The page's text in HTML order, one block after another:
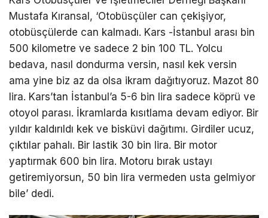
Mustafa Kıransal, ‘Otobüsçüler can çekişiyor,
otobüsçülerde can kalmadı. Kars -İstanbul arası bin
500 kilometre ve sadece 2 bin 100 TL. Yolcu
bedava, nasıl dondurma versin, nasıl kek versin
ama yine biz az da olsa ikram dağıtıyoruz. Mazot 80
lira. Kars’tan İstanbul’a 5-6 bin lira sadece köprü ve
otoyol parası. İkramlarda kısıtlama devam ediyor. Bir
yıldır kaldırıldı kek ve bisküvi dağıtımı. Girdiler ucuz,
çıktılar pahalı. Bir lastik 30 bin lira. Bir motor
yaptırmak 600 bin lira. Motoru bırak ustayı
getiremiyorsun, 50 bin lira vermeden usta gelmiyor
bile’ dedi.